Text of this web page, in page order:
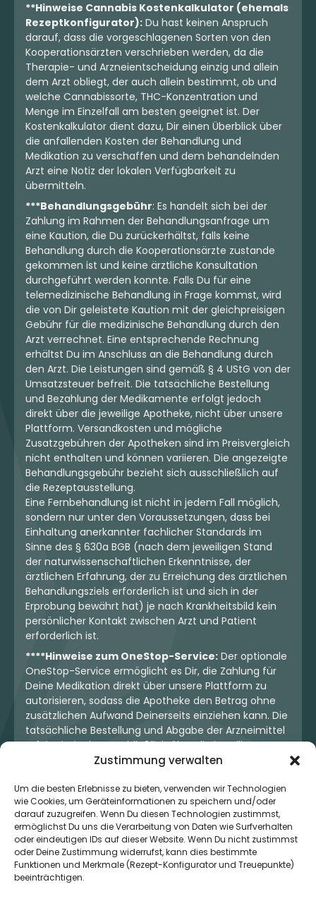
Zustimmung verwalten
Um die besten Erlebnisse zu bieten, verwenden wir Technologien
wie Cookies, um Geräteinformationen zu speichern und/oder
darauf zuzugreifen. Wenn Du diesen Technologien zustimmst,
ermöglichst Du uns die Verarbeitung von Daten wie Surfverhalten
oder eindeutigen IDs auf dieser Website. Wenn Du nicht zustimmst
oder Deine Zustimmung widerrufst, kann dies bestimmte
Funktionen und Merkmale (Rezept-Konfigurator und Treuepunkte)
beeinträchtigen.
**Hinweise Cannabis Kostenkalkulator (ehemals
Rezeptkonfigurator): Du hast keinen Anspruch
darauf, dass die vorgeschlagenen Sorten von den
Kooperationsärzten verschrieben werden, da die
Therapie- und Arzneientscheidung einzig und allein
dem Arzt obliegt, der auch allein bestimmt, ob und
welche Cannabissorte, THC-Konzentration und
Menge im Einzelfall am besten geeignet ist. Der
Kostenkalkulator dient dazu, Dir einen Überblick über
die anfallenden Kosten der Behandlung und
Medikation zu verschaffen und dem behandelnden
Arzt eine Notiz der lokalen Verfügbarkeit zu
übermitteln.
***Behandlungsgebühr: Es handelt sich bei der
Zahlung im Rahmen der Behandlungsanfrage um
eine Kaution, die Du zurückerhältst, falls keine
Behandlung durch die Kooperationsärzte zustande
gekommen ist und keine ärztliche Konsultation
durchgeführt werden konnte. Falls Du für eine
telemedizinische Behandlung in Frage kommst, wird
die von Dir geleistete Kaution mit der gleichpreisigen
Gebühr für die medizinische Behandlung durch den
Arzt verrechnet. Eine entsprechende Rechnung
erhältst Du im Anschluss an die Behandlung durch
den Arzt. Die Leistungen sind gemäß § 4 UStG von der
Umsatzsteuer befreit. Die tatsächliche Bestellung
und Bezahlung der Medikamente erfolgt jedoch
direkt über die jeweilige Apotheke, nicht über unsere
Plattform. Versandkosten und mögliche
Zusatzgebühren der Apotheken sind im Preisvergleich
nicht enthalten und können variieren. Die angezeigte
Behandlungsgebühr bezieht sich ausschließlich auf
die Rezeptausstellung.
Eine Fernbehandlung ist nicht in jedem Fall möglich,
sondern nur unter den Voraussetzungen, dass bei
Einhaltung anerkannter fachlicher Standards im
Sinne des § 630a BGB (nach dem jeweiligen Stand
der naturwissenschaftlichen Erkenntnisse, der
ärztlichen Erfahrung, der zu Erreichung des ärztlichen
Behandlungsziels erforderlich ist und sich in der
Erprobung bewährt hat) je nach Krankheitsbild kein
persönlicher Kontakt zwischen Arzt und Patient
erforderlich ist.
****Hinweise zum OneStop-Service: Der optionale
OneStop-Service ermöglicht es Dir, die Zahlung für
Deine Medikation direkt über unsere Plattform zu
autorisieren, sodass die Apotheke den Betrag ohne
zusätzlichen Aufwand Deinerseits einziehen kann. Die
tatsächliche Bestellung und Abgabe der Arzneimittel
erfolgt jedoch ausschließlich über die jeweilige
Apotheke. Der Kaufvertrag entsteht stets zwischen
kein pharmazeutisches Angebot dar, sondern dient
lediglich der komfortablen Zahlungsabwicklung. Die
Nutzung ist freiwillig und hat keinerlei Einfluss auf die
ärztliche Therapieentscheidung oder die Wahl der
verschriebenen Medikation. Apotheken sind rechtlich
unabhängig und unterliegen den gesetzlichen
Vorgaben zur Arzneimittelabgabe.